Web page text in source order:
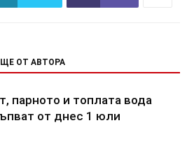
ОТ АВТОРА
парното и топлата вода
от днес 1 юли